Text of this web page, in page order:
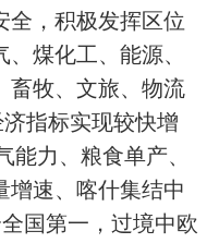
全，积极发挥区位
煤化工、能源、
畜牧、文旅、物流
指标实现较快增
能力、粮食单产、
增速、喀什集结中
国第一，过境中欧